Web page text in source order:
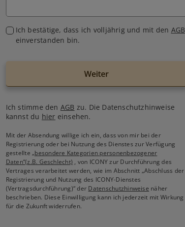
Ich bestätige, dass ich volljährig und mit den AGB
einverstanden bin.
Weiter
Ich stimme den AGB zu. Die Datenschutzhinweise
kannst du hier einsehen.
Mit der Absendung willige ich ein, dass von mir bei der
Registrierung oder bei Nutzung des Dienstes zur Verfügung
gestellte„besondere Kategorien personenbezogener
Daten“(z.B. Geschlecht) , von ICONY zur Durchführung des
Vertrages verarbeitet werden, wie im Abschnitt „Abschluss der
Registrierung und Nutzung des ICONY-Dienstes
(Vertragsdurchführung)“ der Datenschutzhinweise näher
beschrieben. Diese Einwilligung kann ich jederzeit mit Wirkung
für die Zukunft widerrufen.